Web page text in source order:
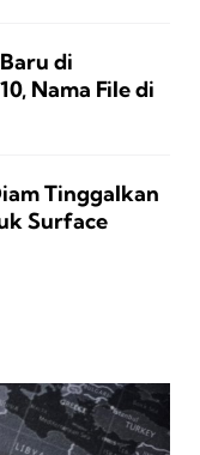
di
Nama File di
Tinggalkan
Surface